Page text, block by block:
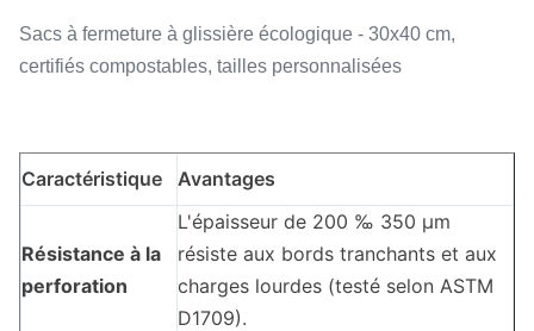
Sacs à fermeture à glissière écologique - 30x40 cm,
certifiés compostables, tailles personnalisées
Caractéristique Avantages
Résistance à la
perforation
L'épaisseur de 200 ‰ 350 μm
résiste aux bords tranchants et aux
charges lourdes (testé selon ASTM
D1709).